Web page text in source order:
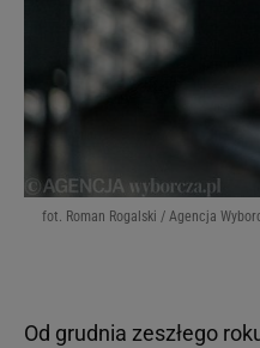
fot. Roman Rogalski / Agencja
Od grudnia zeszłego